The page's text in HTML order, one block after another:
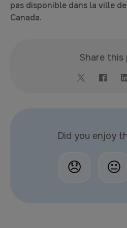
pas disponible dans la ville
Canada.
Share this
Did you enjoy
😞 😐